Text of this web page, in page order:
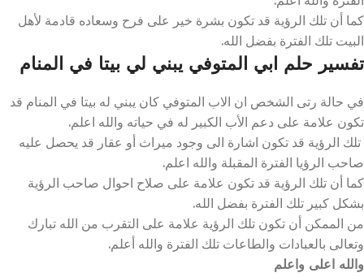
كما أن تلك الرؤية قد تكون بشرة خير على فرح وسعاده قادمة لأهل
البيت تلك الفترة بفضل الله.
تفسير حلم ابي المتوفي يبني لي بيتا في المنام
في حالة رتى الشخص ان الاب المتوفي كان يبني له بيتا في المنام قد
تكون علامة على دعم الأب الكبير له في حياته والله اعلم.
تلك الرؤية قد تكون اشارة الى وجود ميراث أو عقار قد يحصل عليه
صاحب الرؤيا الفترة المقبلة والله اعلم.
كما أن تلك الرؤية قد تكون علامة على صلاح احوال صاحب الرؤية
بشكل كبير تلك الفترة بفضل الله.
من الممكن أن تكون تلك الرؤية علامة على التقرب من الله تبارك
وتعالى بالعبادات والطاعات تلك الفترة والله أعلم.
والله اعلى واعلم